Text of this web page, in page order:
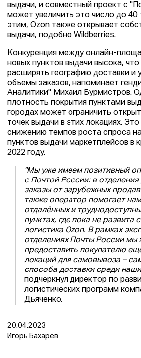
выдачи, и совместный проект с
может увеличить это число до 40
этим, Ozon также открывает
выдачи, подобно Wildberries.
Конкуренция между онлайн-
новых пунктов выдачи высока,
расширять географию доставки и
объемы заказов, напоминает
Аналитики" Михаил Бурмистров.
плотность покрытия пунктами
городах может ограничить
точек выдачи в этих локациях.
снижению темпов роста спроса
пунктов выдачи маркетплейсов в
2022 году.
"Мы уже имеем позитивный
с Почтой России: в
заказы от зарубежных
также оператор помогает
отдалённых и
пунктах, где пока не развита
логистика Ozon. В рамках
отделениях Почты России мы
предоставить покупателю
локаций для самовывоза –
способа доставки среди
подчеркнул директор по
логистических программ
Дьяченко.
20.04.2023
Игорь Бахарев